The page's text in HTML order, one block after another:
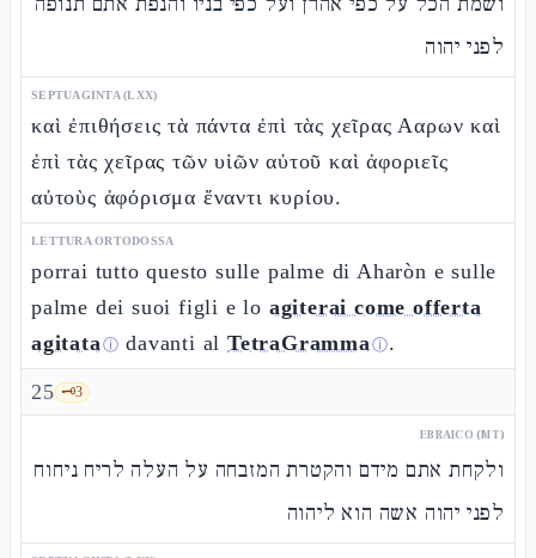
לפני יהוה
SEPTUAGINTA (LXX)
καὶ ἐπιθήσεις τὰ πάντα ἐπὶ τὰς χεῖρας Ααρων καὶ
ἐπὶ τὰς χεῖρας τῶν υἱῶν αὐτοῦ καὶ ἀφοριεῖς
αὐτοὺς ἀφόρισμα ἔναντι κυρίου.
LETTURA ORTODOSSA
porrai tutto questo sulle palme di Aharòn e sulle
palme dei suoi figli e lo agiterai come offerta
agitataⓘ davanti alTetraGrammaⓘ.
25 🗝️3
EBRAICO (MT)
ולקחת אתם מידם והקטרת המזבחה על העלה לריח ניחוח
לפני יהוה אשה הוא ליהוה